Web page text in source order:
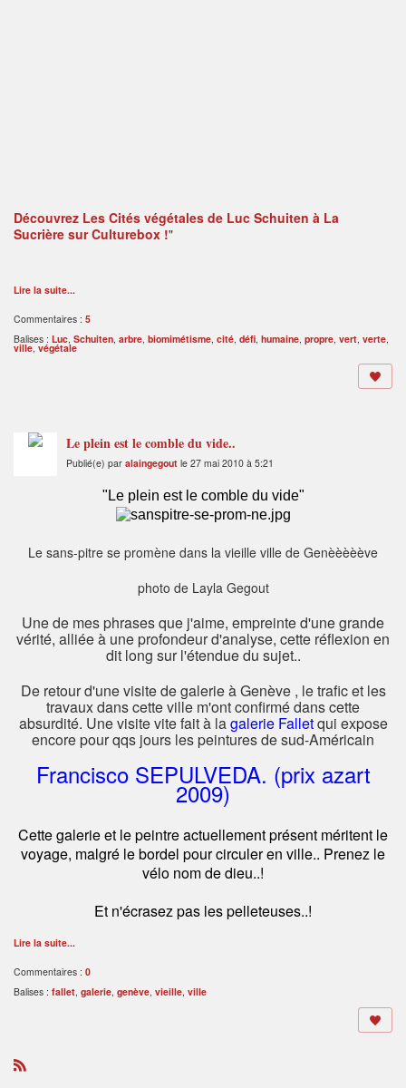
Découvrez Les Cités végétales de Luc Schuiten à La
Sucrière sur Culturebox !"
Lire la suite...
Commentaires : 5
Balises : Luc, Schuiten, arbre, biomimétisme, cité, défi, humaine, propre, vert, verte,
ville, végétale
Le plein est le comble du vide..
Publié(e) par alaingegout le 27 mai 2010 à 5:21
"Le plein est le comble du vide"
Le sans-pitre se promène dans la vieille ville de Genèèèèève
photo de Layla Gegout
Une de mes phrases que j'aime, empreinte d'une grande
vérité, alliée à une profondeur d'analyse, cette réflexion en
dit long sur l'étendue du sujet..
De retour d'une visite de galerie à Genève , le trafic et les
travaux dans cette ville m'ont confirmé dans cette
absurdité. Une visite vite fait à lagalerie Falletqui expose
encore pour qqs jours les peintures de sud-Américain
Francisco SEPULVEDA. (prix azart
2009)
Cette galerie et le peintre actuellement présent méritent le
voyage, malgré le bordel pour circuler en ville.. Prenez le
vélo nom de dieu..!
Et n'écrasez pas les pelleteuses..!
Lire la suite...
Commentaires : 0
Balises : fallet, galerie, genève, vieille, ville
R